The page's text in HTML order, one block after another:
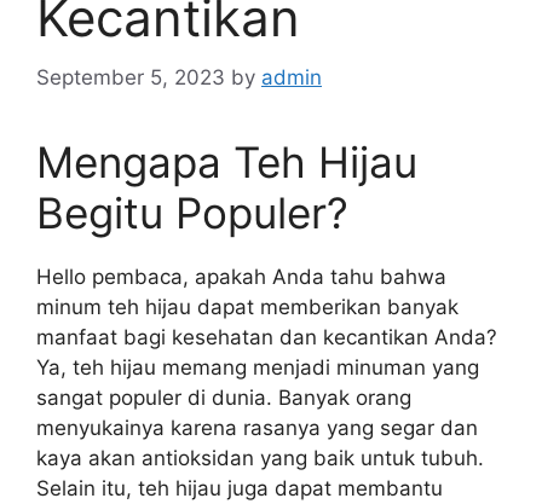
Kecantikan
September 5, 2023 by admin
Mengapa Teh Hijau
Begitu Populer?
Hello pembaca, apakah Anda tahu bahwa
minum teh hijau dapat memberikan banyak
manfaat bagi kesehatan dan kecantikan Anda?
Ya, teh hijau memang menjadi minuman yang
sangat populer di dunia. Banyak orang
menyukainya karena rasanya yang segar dan
kaya akan antioksidan yang baik untuk tubuh.
Selain itu, teh hijau juga dapat membantu